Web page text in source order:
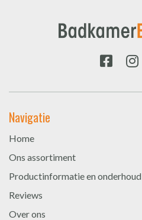
Navigatie
Home
Ons assortiment
Productinformatie en onderhoud
Reviews
Over ons